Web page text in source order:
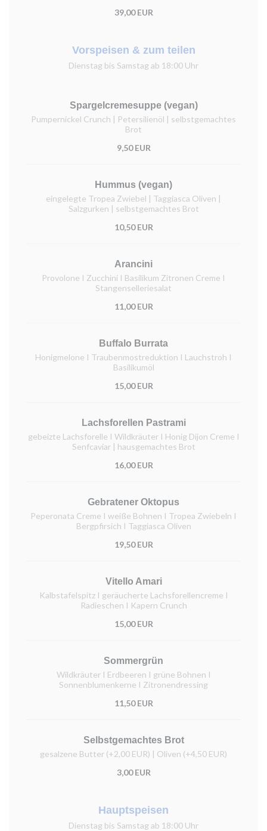
39,00 EUR
Vorspeisen & zum teilen
Dienstag bis Samstag ab 18:00 Uhr
Spargelcremesuppe (vegan)
Pumpernickel Crunch | Petersilienöl | selbstgemachtes
Brot
9,50 EUR
Hummus (vegan)
eingelegte Tropea Zwiebel | Taggiasca Oliven |
Salzgurken | selbstgemachtes Brot
10,50 EUR
Arancini
Provolone I Zucchini I Basilikum Zitronen Creme I
Stangenselleriesalat
11,00 EUR
Buffalo Burrata
Honigmelone I Traubenmostreduktion I Lauchstroh I
Basilikumöl
15,00 EUR
Lachsforellen Pastrami
gebeizte Lachsforelle I Wildkräuter I Honig Dijon Creme I
Senfcaviar | hausgemachtes Brot
16,00 EUR
Gebratener Oktopus
Peperonata Creme I weiße Bohnen I Tropea Zwiebeln I
Bergpfirsich I Taggiasca Oliven
19,50 EUR
Vitello Amari
Kalbstafelspitz I geräucherte Lachsforellencreme I
Radieschen I Kapern Crunch
15,00 EUR
Sommergrün
Wildkräuter I Erdbeeren I grüne Bohnen I
Sonnenblumenkerne I Zitronendressing
11,50 EUR
Selbstgemachtes Brot
gesalzene Butter (+2,00 EUR) | Oliven (+4,50 EUR)
3,00 EUR
Hauptspeisen
Dienstag bis Samstag ab 18:00 Uhr